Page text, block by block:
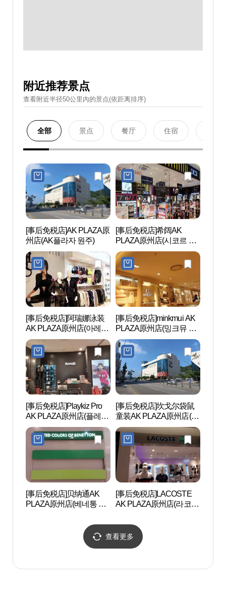
附近推荐景点
查看附近半径50公里內的景点(依距离排序)
全部 景点 餐厅 住宿
[事后免税店]AK PLAZA原
州店(AK플라자 원주)
[事后免税店]希阔AK
PLAZA原州店(시코르 AK
플라자 원주점)
[事后免税店]阿瑞娜泳装
AK PLAZA原州店(아레나
수영복 AK플라자 원주점)
[事后免税店]minkmui AK
PLAZA原州店(밍크뮤 AK
플라자 원주점)
[事后免税店]Playkiz Pro
AK PLAZA原州店(플레이
키즈프로 AK플라자 원주
점)
[事后免税店]坎戈尔袋鼠
童装AK PLAZA原州店(캉
골키즈 AK플라자 원주점)
[事后免税店]贝纳通AK
PLAZA原州店(베네통 AK
[事后免税店]LACOSTE
AK PLAZA原州店(라코스
查看更多